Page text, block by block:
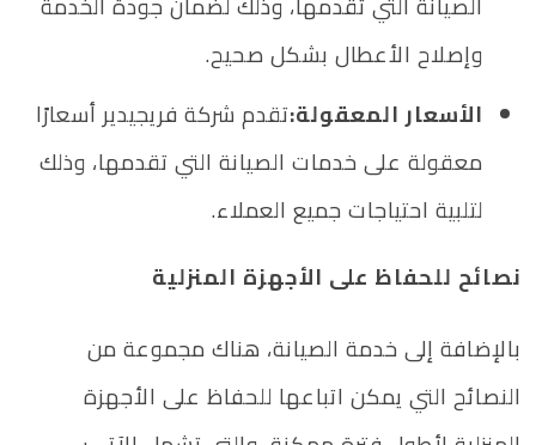
وإصلاح الأعطال بشكل صحيح.
الأسعار المعقولة:تقدم شركة فريجيدير أسعارًا
معقولة على خدمات الصيانة التي تقدمها، وذلك
لتلبية احتياجات جميع العملاء.
نصائح للحفاظ على الأجهزة المنزلية
بالإضافة إلى خدمة الصيانة، هناك مجموعة من
النصائح التي يمكن اتباعها للحفاظ على الأجهزة